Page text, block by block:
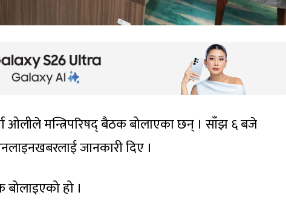
ओलीले मन्त्रिपरिषद् बैठक बोलाएका छन् । साँझ ६ बजे
जानकारी दिए ।
हो ।